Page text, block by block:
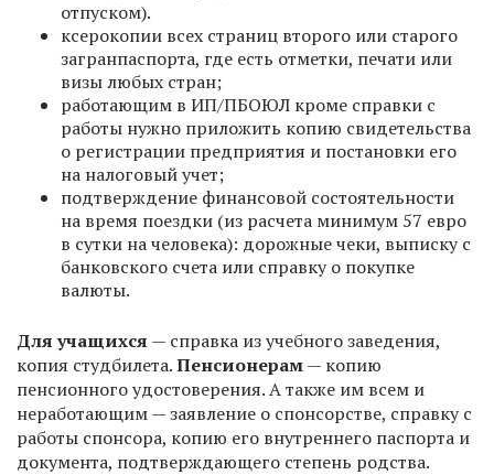
отпуском).
ксерокопии всех страниц второго или старого
загранпаспорта, где есть отметки, печати или
визы любых стран;
работающим в ИП/ПБОЮЛ кроме справки с
работы нужно приложить копию свидетельства
о регистрации предприятия и постановки его
на налоговый учет;
подтверждение финансовой состоятельности
на время поездки (из расчета минимум 57 евро
в сутки на человека): дорожные чеки, выписку с
банковского счета или справку о покупке
валюты.
Для учащихся — справка из учебного заведения,
копия студбилета.Пенсионерам— копию
пенсионного удостоверения. А также им всем и
неработающим — заявление о спонсорстве, справку с
работы спонсора, копию его внутреннего паспорта и
документа, подтверждающего степень родства.